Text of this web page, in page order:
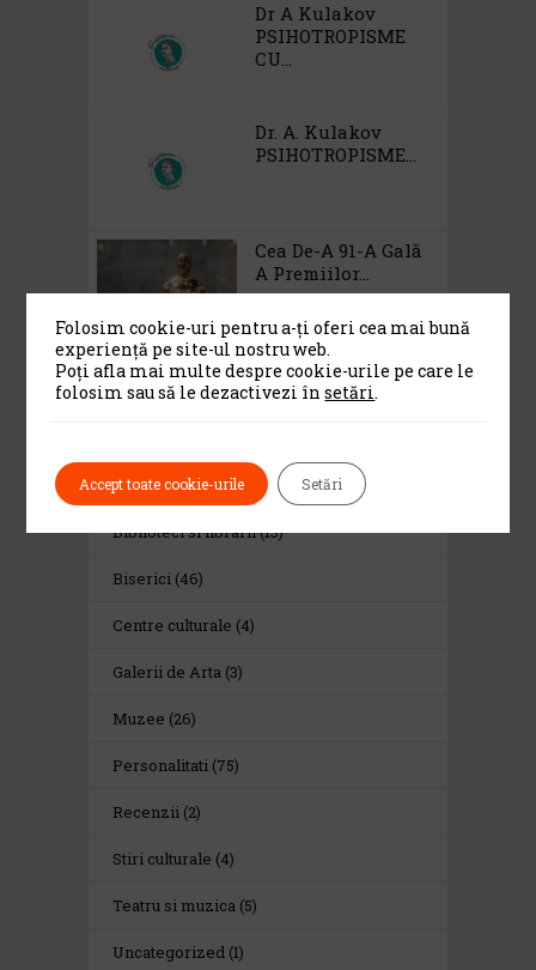
Dr A Kulakov
PSIHOTROPISME
CU...
Dr. A. Kulakov
PSIHOTROPISME...
Cea De-A 91-A Gală
A Premiilor...
Alte institutii de cultura (13)
Biblioteci si librarii(13)
Biserici (46)
Centre culturale (4)
Galerii de Arta (3)
Muzee (26)
Personalitati (75)
Recenzii (2)
Stiri culturale (4)
Teatru si muzica (5)
Uncategorized (1)
Folosim cookie-uri pentru a-ți oferi cea mai bună
experiență pe site-ul nostru web.
Poți afla mai multe despre cookie-urile pe care le
folosim sau să le dezactivezi însetări.
Accept toate cookie-urile Setări